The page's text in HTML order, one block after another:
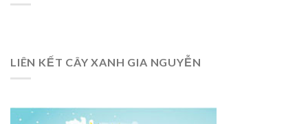
LIÊN KẾT CÂY XANH GIA NGUYỄN